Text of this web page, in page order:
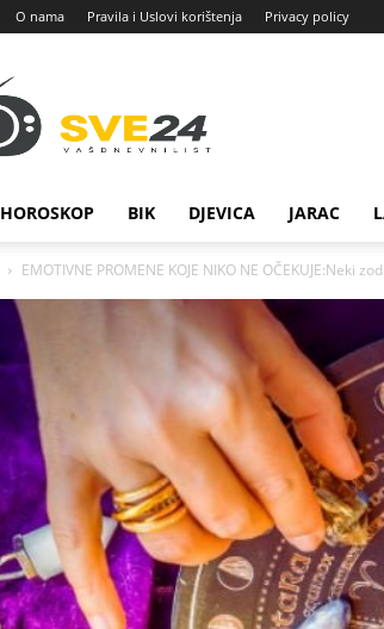
O nama Pravila i Uslovi korištenja Privacy policy
HOROSKOP BIK DJEVICA JARAC
EMOTIVNE PROMENE KOJE NIKO NE OČEKUJE:Neki